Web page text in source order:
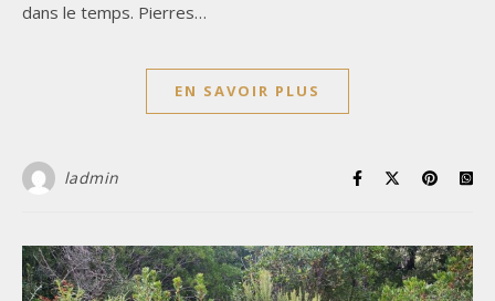
dans le temps. Pierres…
EN SAVOIR PLUS
ladmin